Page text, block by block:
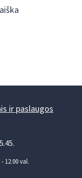
ir paslaugos
12.00 val.